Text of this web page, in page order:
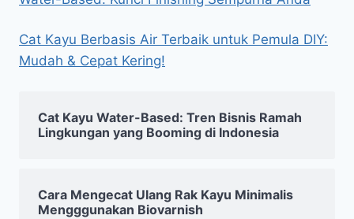
Cat Kayu Berbasis Air Terbaik untuk Pemula DIY:
Mudah & Cepat Kering!
Cat Kayu Water-Based: Tren Bisnis Ramah
Lingkungan yang Booming di Indonesia
Cara Mengecat Ulang Rak Kayu Minimalis
Mengggunakan Biovarnish